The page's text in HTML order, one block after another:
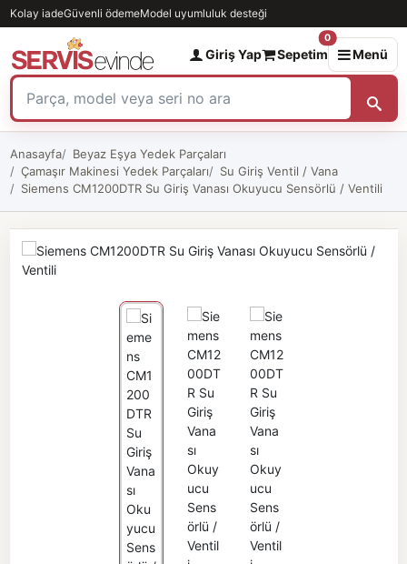
Kolay iadeGüvenli ödemeModel uyumluluk desteği
Giriş Yap Sepetim
0
Menü
Anasayfa
Beyaz Eşya Yedek Parçaları
Çamaşır Makinesi Yedek Parçaları
Su Giriş Ventil / Vana
Siemens CM1200DTR Su Giriş Vanası Okuyucu Sensörlü / Ventili